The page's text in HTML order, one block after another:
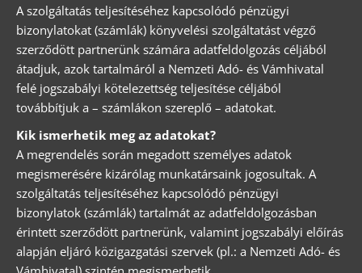
A szolgáltatás teljesítéséhez kapcsolódó pénzügyi
bizonylatokat (számlák) könyvelési szolgáltatást végző
szerződött partnerünk számára adatfeldolgozás céljából
átadjuk, azok tartalmáról a Nemzeti Adó- és Vámhivatal
felé jogszabályi kötelezettség teljesítése céljából
továbbítjuk a – számlákon szereplő – adatokat.
Kik ismerhetik meg az adatokat?
A megrendelés során megadott személyes adatok
megismerésére kizárólag munkatársaink jogosultak. A
szolgáltatás teljesítéséhez kapcsolódó pénzügyi
bizonylatok (számlák) tartalmát az adatfeldolgozásban
érintett szerződött partnerünk, valamint jogszabályi előírás
alapján eljáró közigazgatási szervek (pl.: a Nemzeti Adó- és